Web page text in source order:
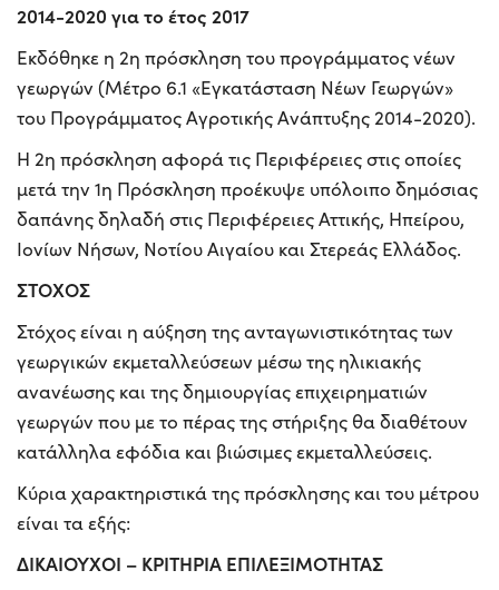
2014-2020 για το έτος 2017
Εκδόθηκε η 2η πρόσκληση του προγράμματος νέων
γεωργών (Μέτρο 6.1 «Εγκατάσταση Νέων Γεωργών»
του Προγράμματος Αγροτικής Ανάπτυξης 2014-2020).
Η 2η πρόσκληση αφορά τις Περιφέρειες στις οποίες
μετά την 1η Πρόσκληση προέκυψε υπόλοιπο δημόσιας
δαπάνης δηλαδή στις Περιφέρειες Αττικής, Ηπείρου,
Ιονίων Νήσων, Νοτίου Αιγαίου και Στερεάς Ελλάδος.
ΣΤΟΧΟΣ
Στόχος είναι η αύξηση της ανταγωνιστικότητας των
γεωργικών εκμεταλλεύσεων μέσω της ηλικιακής
ανανέωσης και της δημιουργίας επιχειρηματιών
γεωργών που με το πέρας της στήριξης θα διαθέτουν
κατάλληλα εφόδια και βιώσιμες εκμεταλλεύσεις.
Κύρια χαρακτηριστικά της πρόσκλησης και του μέτρου
είναι τα εξής:
ΔΙΚΑΙΟΥΧΟΙ – ΚΡΙΤΗΡΙΑ ΕΠΙΛΕΞΙΜΟΤΗΤΑΣ